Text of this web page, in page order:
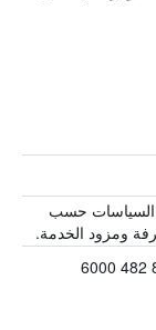
حسب
ومزود الخدمة.